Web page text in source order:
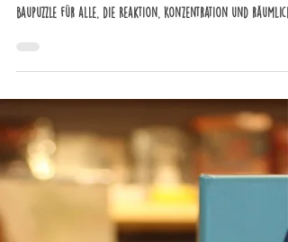
Baupuzzle für alle, die Reaktion, Konzentration und
geeignet und dauert etwa 20 Minuten. Das Prinzip ist einfach:
Eine Aufgabenkarte wird aufgedeckt, und alle versuchen